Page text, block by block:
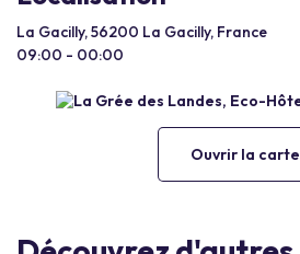
La Gacilly, 56200 La Gacilly, France
09:00 - 00:00
Ouvrir la carte